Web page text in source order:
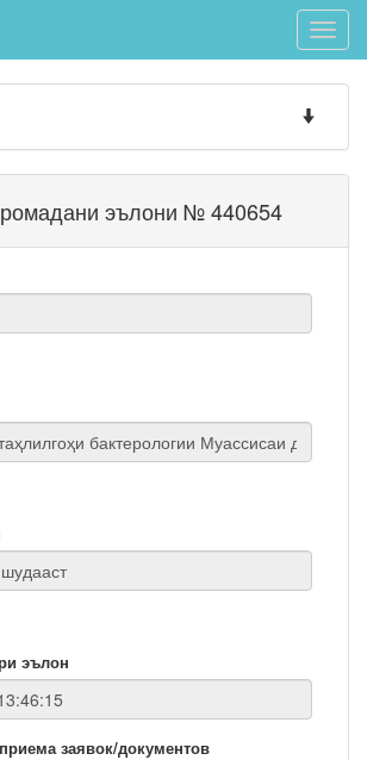
Toggle
Toggle
эълони № 440654
эълон
заявок/документов